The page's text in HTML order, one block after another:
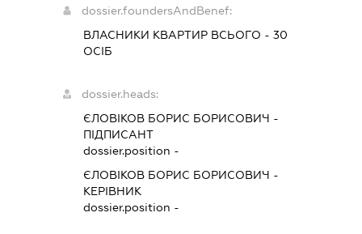
dossier.foundersAndBenef:
ВЛАСНИКИ КВАРТИР ВСЬОГО - 30
ОСІБ
dossier.heads:
ЄЛОВІКОВ БОРИС БОРИСОВИЧ -
ПІДПИСАНТ
dossier.position -
ЄЛОВІКОВ БОРИС БОРИСОВИЧ -
КЕРІВНИК
dossier.position -